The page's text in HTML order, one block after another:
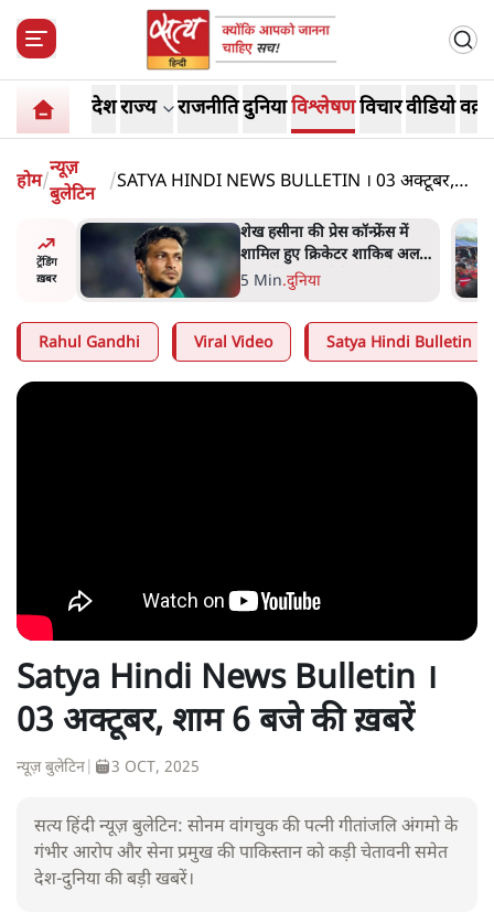
देशराज्य राजनीतिदुनियाविश्लेषणविचारवीडियो
होम/
न्यूज़
बुलेटिन
/SATYA HINDI NEWS BULLETIN । 03 अक्टूबर,
ट्रेंडिंग
ख़बर
अहमद
में बंद
शेख हसीना की प्रेस कॉन्फ्रेंस में
शामिल हुए क्रिकेटर शाकिब अल
हसन के घर पर पेट्रोल बम से हमला
5 Min.दुनिया
Rahul Gandhi Viral Video Satya Hindi Bulletin
Satya Hindi News Bulletin ।
03 अक्टूबर, शाम 6 बजे की ख़बरें
न्यूज़ बुलेटिन 3 OCT, 2025
सत्य हिंदी न्यूज़ बुलेटिन: सोनम वांगचुक की पत्नी गीतांजलि अंगमो के
गंभीर आरोप और सेना प्रमुख की पाकिस्तान को कड़ी चेतावनी समेत
देश-दुनिया की बड़ी खबरें।